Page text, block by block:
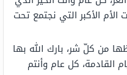
الأكبر التي نجتمع تحت
من كلّ شر، بارك الله بها
القادمة، كل عام وأنتم